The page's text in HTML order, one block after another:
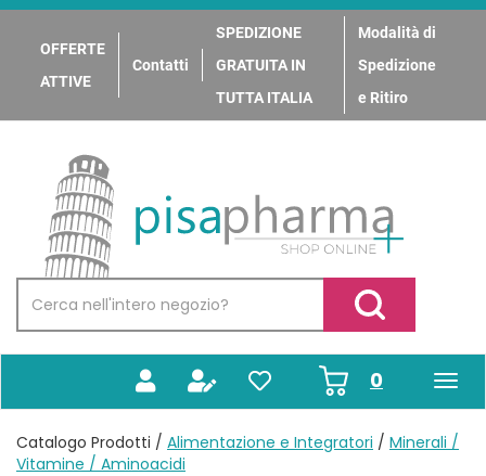
Passa
contenuto
principale
OFFERTE
ATTIVE
Contatti
SPEDIZIONE
GRATUITA IN
TUTTA ITALIA
Modalità di
Spedizione
e Ritiro
PisaPharma
Prodotto
Cerca Prodotto
0prodotti
inseriti
Catalogo Prodotti / Alimentazione e Integratori / Minerali /
Vitamine / Aminoacidi